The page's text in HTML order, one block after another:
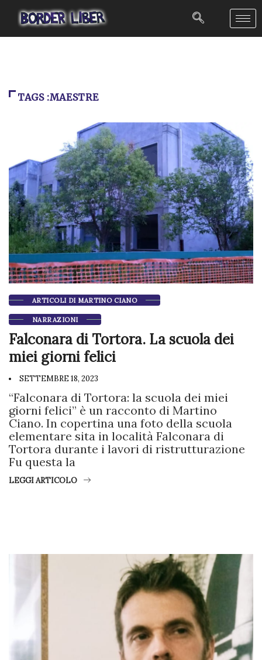
TAGS :MAESTRE
ARTICOLI DI MARTINO CIANO
NARRAZIONI
Falconara di Tortora. La scuola dei
miei giorni felici
SETTEMBRE 18, 2023
“Falconara di Tortora: la scuola dei miei
giorni felici” è un racconto di Martino
Ciano. In copertina una foto della scuola
elementare sita in località Falconara di
Tortora durante i lavori di ristrutturazione
Fu questa la
LEGGI ARTICOLO